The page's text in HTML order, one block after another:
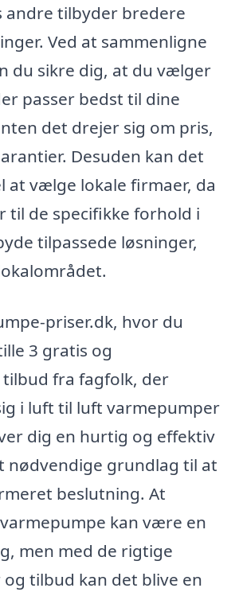
andre tilbyder bredere
Ved at sammenligne
du sikre dig, at du vælger
passer bedst til dine
det drejer sig om pris,
Desuden kan det
at vælge lokale firmaer, da
til de specifikke forhold i
tilpassede løsninger,
priser.dk, hvor du
3 gratis og
fra fagfolk, der
i luft til luft varmepumper
dig en hurtig og effektiv
nødvendige grundlag til at
beslutning. At
kan være en
men med de rigtige
tilbud kan det blive en